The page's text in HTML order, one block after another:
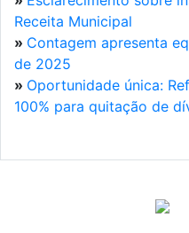
Receita Municipal
» Contagem apresenta
de 2025
» Oportunidade única:
100% para quitação de